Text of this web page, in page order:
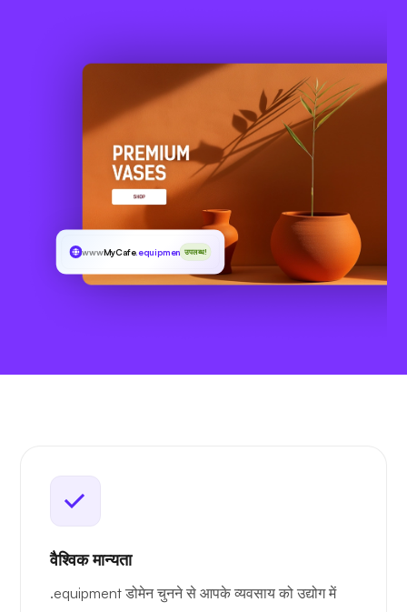
wwwMyCafe.equipmentउपलब्ध!
वैश्विक मान्यता
.equipment डोमेन चुनने से आपके व्यवसाय को उद्योग में